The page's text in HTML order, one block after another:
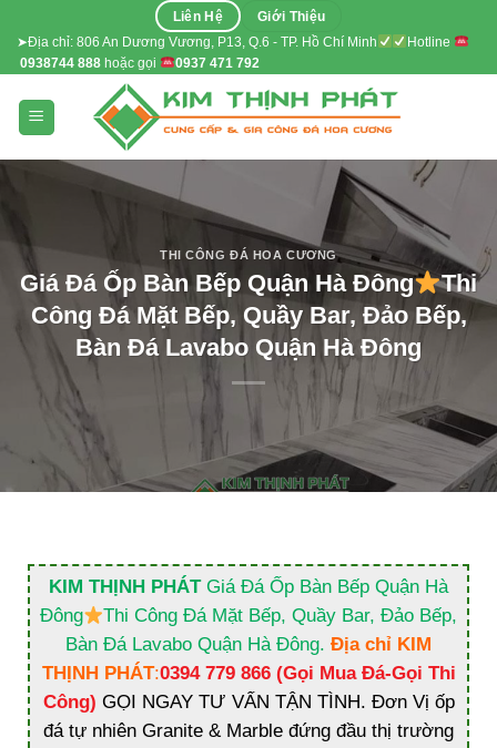
content
Liên Hệ Giới Thiệu
➤Địa chỉ: 806 An Dương Vương, P13, Q.6 - TP. Hồ Chí Minh
Hotline
0938744 888 hoặc gọi 0937 471 792
THI CÔNG ĐÁ HOA CƯƠNG
Giá Đá Ốp Bàn Bếp Quận Hà Đông
Thi
Công Đá Mặt Bếp, Quầy Bar, Đảo Bếp,
Bàn Đá Lavabo Quận Hà Đông
KIM THỊNH PHÁTGiá Đá Ốp Bàn Bếp Quận Hà
Đông
Thi Công Đá Mặt Bếp, Quầy Bar, Đảo Bếp,
Bàn Đá Lavabo Quận Hà Đông. Địa chỉ KIM
THỊNH PHÁT:0394 779 866 (Gọi Mua Đá-Gọi Thi
Công) GỌI NGAY TƯ VẤN TẬN TÌNH. Đơn Vị ốp
đá tự nhiên Granite & Marble đứng đầu thị trường